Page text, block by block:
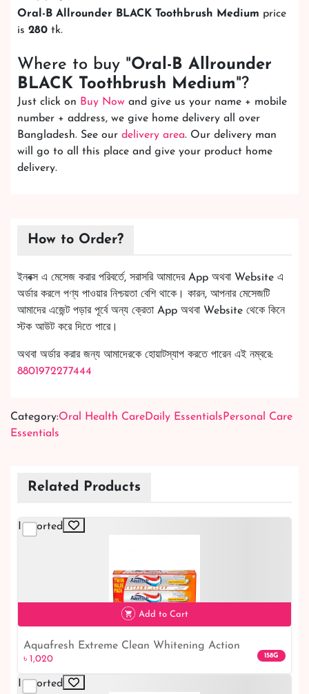
Oral-B Allrounder BLACK Toothbrush Medium price
is 280 tk.
Where to buy "Oral-B Allrounder
BLACK Toothbrush Medium"?
Just click on Buy Now and give us your name + mobile
number + address, we give home delivery all over
Bangladesh. See our delivery area. Our delivery man
will go to all this place and give your product home
delivery.
How to Order?
ইনবক্স এ মেসেজ করার পরিবর্তে, সরাসরি আমাদের App অথবা Website এ
অর্ডার করলে পণ্য পাওয়ার নিশ্চয়তা বেশি থাকে। কারন, আপনার মেসেজটি
আমাদের এজেন্ট পড়ার পূর্বে অন্য ক্রেতা App অথবা Website থেকে কিনে
স্টক আউট করে দিতে পারে।
অথবা অর্ডার করার জন্য আমাদেরকে হোয়াটস্যাপ করতে পারেন এই নম্বরে:
8801972277444
Category:Oral Health CareDaily Essentials Personal Care
Essentials
Related Products
Imported
৳ 1,020
Add to Cart
Aquafresh Extreme Clean Whitening Action
Toothpaste 2pk
৳ 1,020 158G
Imported